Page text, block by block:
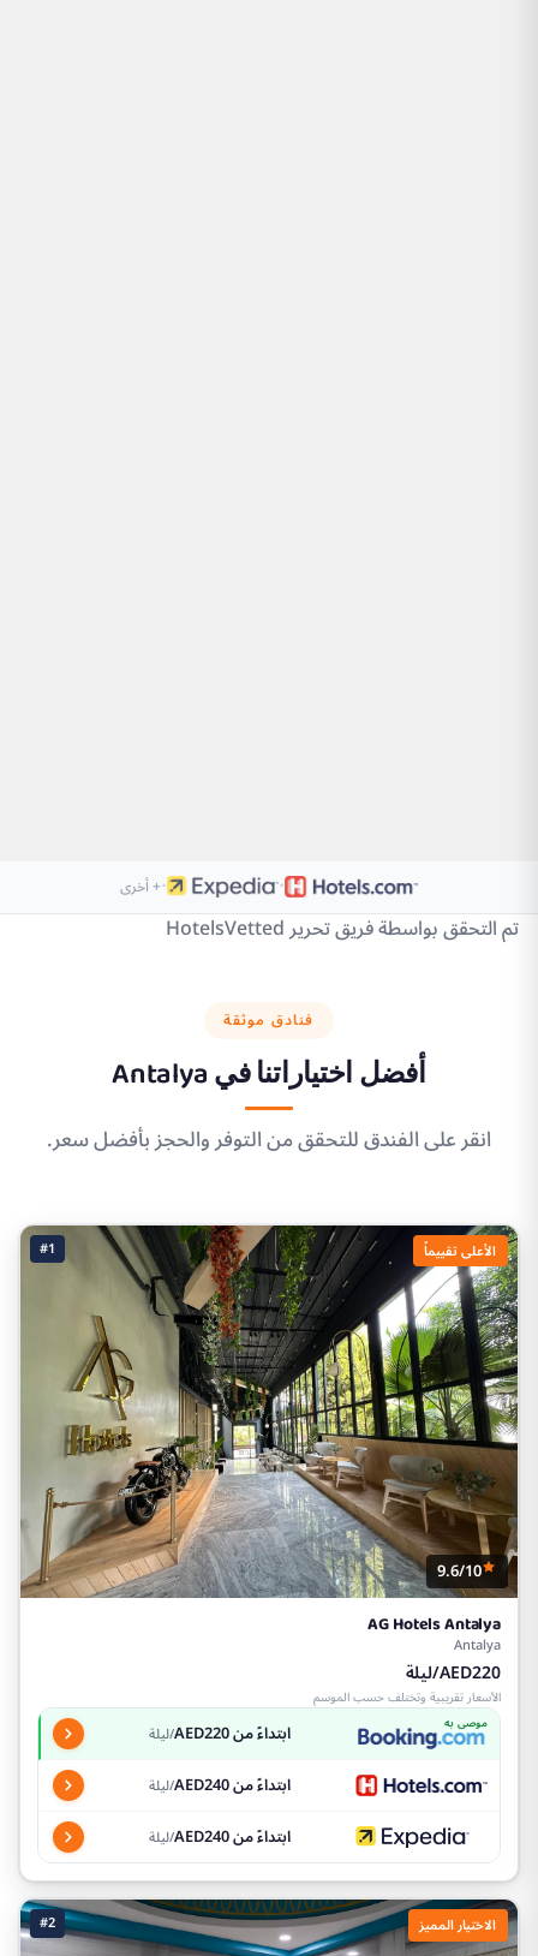
·
·+ أخرى
تم التحقق بواسطة فريق تحرير HotelsVetted
فنادق موثقة
أفضل اختياراتنا فيAntalya
انقر على الفندق للتحقق من التوفر والحجز بأفضل سعر.
#1 الأعلى تقييماً
9.6/10
AG Hotels Antalya
Antalya
AED220/ليلة
الأسعار تقريبية وتختلف حسب الموسم
موصى به ابتداءً من AED220 /ليلة
ابتداءً من AED240 /ليلة
ابتداءً من AED240 /ليلة
#2 الاختيار المميز